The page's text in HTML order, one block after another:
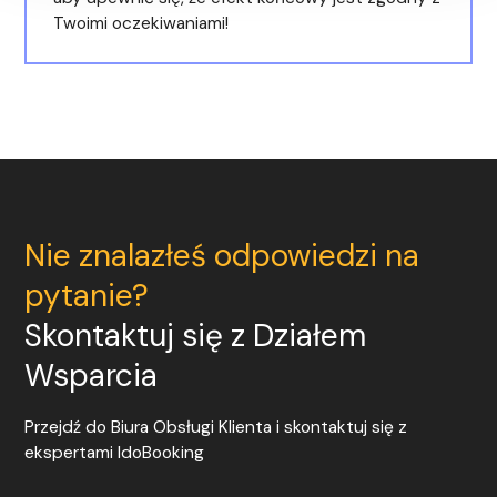
Twoimi oczekiwaniami!
Nie znalazłeś odpowiedzi na
pytanie?
Skontaktuj się z Działem
Wsparcia
Przejdź do Biura Obsługi Klienta i skontaktuj się z
ekspertami IdoBooking